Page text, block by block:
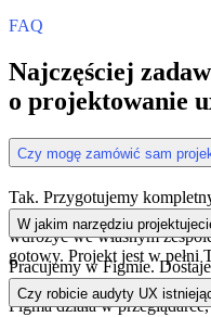
FAQ
Najczęściej
o projektowanie
Czy mogę zamówić sam
Tak. Przygotujemy
prototyp klikalny,
wdrożyć we własnym
gotowy. Projekt jest w pełni
W jakim narzędziu
Pracujemy w Figmie.
go przeglądać, komentować
Figma działa w
Czy robicie audyty UX